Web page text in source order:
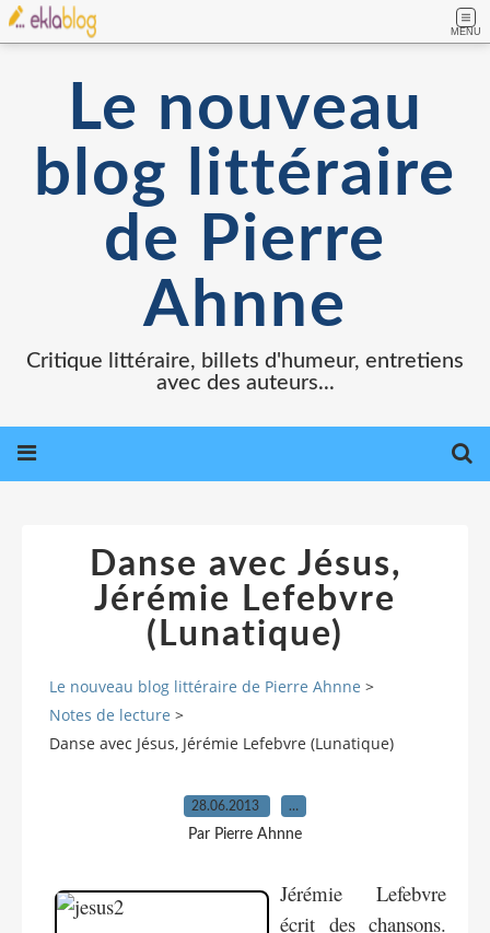
MENU
Le nouveau
blog littéraire
de Pierre
Ahnne
Critique littéraire, billets d'humeur, entretiens
avec des auteurs...
Danse avec Jésus,
Jérémie Lefebvre
(Lunatique)
Le nouveau blog littéraire de Pierre Ahnne >
Notes de lecture >
Danse avec Jésus, Jérémie Lefebvre (Lunatique)
28.06.2013 …
Par Pierre Ahnne
Jérémie Lefebvre
écrit des chansons.